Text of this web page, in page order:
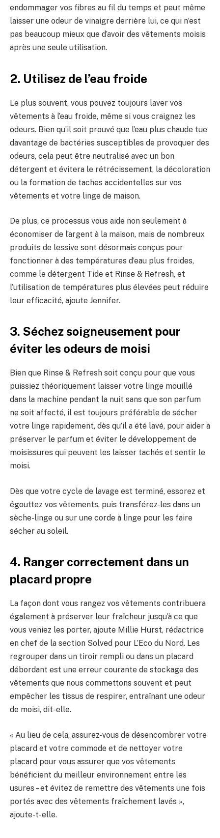
endommager vos fibres au fil du temps et peut même
laisser une odeur de vinaigre derrière lui, ce qui n’est
pas beaucoup mieux que d’avoir des vêtements moisis
après une seule utilisation.
2. Utilisez de l’eau froide
Le plus souvent, vous pouvez toujours laver vos
vêtements à l’eau froide, même si vous craignez les
odeurs. Bien qu’il soit prouvé que l’eau plus chaude tue
davantage de bactéries susceptibles de provoquer des
odeurs, cela peut être neutralisé avec un bon
détergent et évitera le rétrécissement, la décoloration
ou la formation de taches accidentelles sur vos
vêtements et votre linge de maison.
De plus, ce processus vous aide non seulement à
économiser de l’argent à la maison, mais de nombreux
produits de lessive sont désormais conçus pour
fonctionner à des températures d’eau plus froides,
comme le détergent Tide et Rinse & Refresh, et
l’utilisation de températures plus élevées peut réduire
leur efficacité, ajoute Jennifer.
3. Séchez soigneusement pour
éviter les odeurs de moisi
Bien que Rinse & Refresh soit conçu pour que vous
puissiez théoriquement laisser votre linge mouillé
dans la machine pendant la nuit sans que son parfum
ne soit affecté, il est toujours préférable de sécher
votre linge rapidement, dès qu’il a été lavé, pour aider à
préserver le parfum et éviter le développement de
moisissures qui peuvent les laisser tachés et sentir le
moisi.
Dès que votre cycle de lavage est terminé, essorez et
égouttez vos vêtements, puis transférez-les dans un
sèche-linge ou sur une corde à linge pour les faire
sécher au soleil.
4. Ranger correctement dans un
placard propre
La façon dont vous rangez vos vêtements contribuera
également à préserver leur fraîcheur jusqu’à ce que
vous veniez les porter, ajoute Millie Hurst, rédactrice
en chef de la section Solved pour L’Eco du Nord. Les
regrouper dans un tiroir rempli ou dans un placard
débordant est une erreur courante de stockage des
vêtements que nous commettons souvent et peut
empêcher les tissus de respirer, entraînant une odeur
de moisi, dit-elle.
« Au lieu de cela, assurez-vous de désencombrer votre
placard et votre commode et de nettoyer votre
placard pour vous assurer que vos vêtements
bénéficient du meilleur environnement entre les
usures – et évitez de remettre des vêtements une fois
portés avec des vêtements fraîchement lavés »,
ajoute-t-elle.